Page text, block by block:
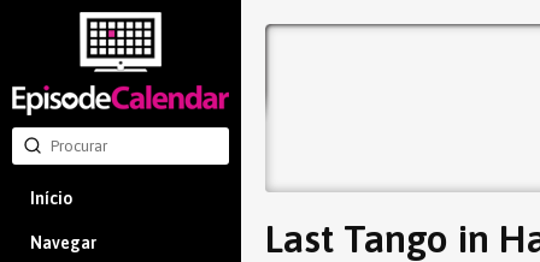
Início
Navegar Last Tango in